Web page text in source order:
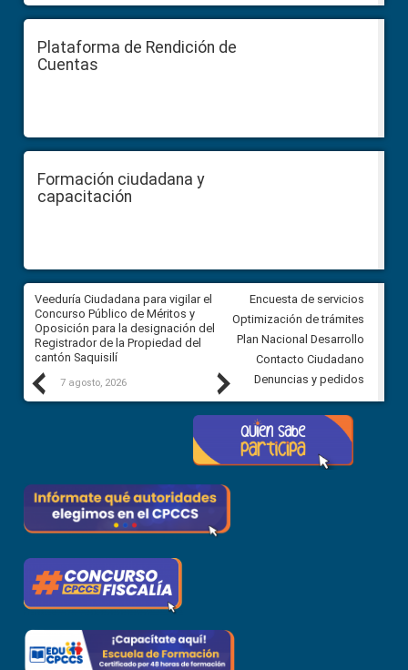
Plataforma de Rendición de
Cuentas
Formación ciudadana y
capacitación
Previous
Veeduría Ciudadana para vigilar el
Concurso Público de Méritos y
Oposición para la designación del
Registrador de la Propiedad del
cantón Saquisilí
7 agosto, 2026
Veeduría Ciudadana para
construcción del asfaltado de
diferentes barrios del sector
Ballenita del cantón Santa
7 agosto, 2026
Next
Encuesta de servicios
Optimización de trámites
Plan Nacional Desarrollo
Contacto Ciudadano
Denuncias y pedidos